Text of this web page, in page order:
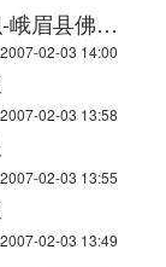
新中国建立以前的峨眉山僧团组织-峨眉县佛教会
2007-02-03 14:00
2007-02-03 13:58
2007-02-03 13:55
2007-02-03 13:49